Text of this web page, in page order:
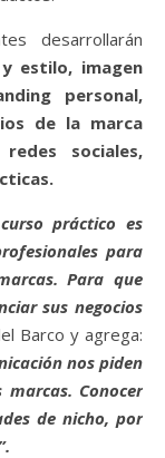
desarrollarán
estilo, imagen
personal,
de la marca
sociales,
práctico es
para
Para que
sus negocios
Barco y agrega:
nos piden
Conocer
de nicho, por